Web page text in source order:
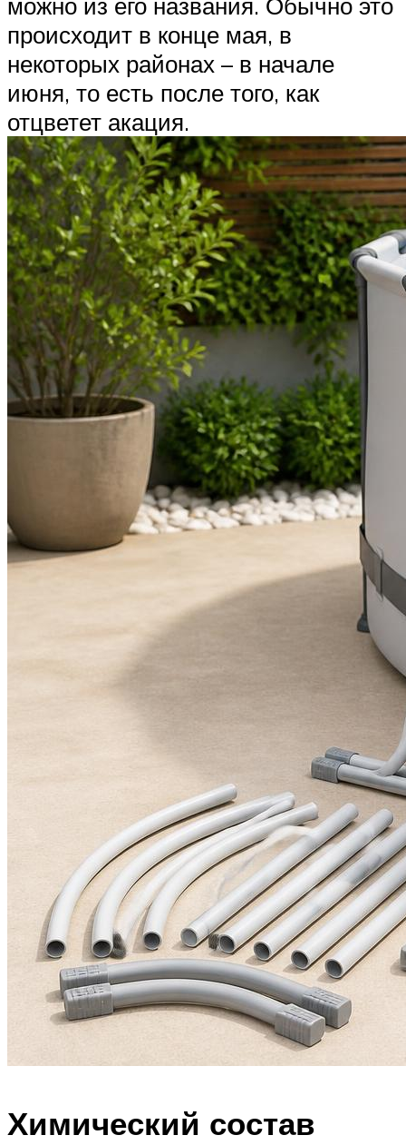
происходит в конце мая, в
некоторых районах – в начале
июня, то есть после того, как
отцветет акация.
Химический состав